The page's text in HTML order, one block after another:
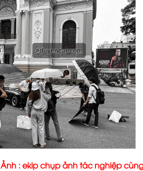
Ảnh : ekip chụp ảnh tác nghiệp